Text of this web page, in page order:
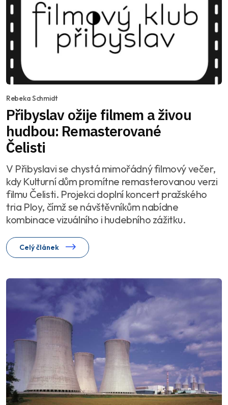
Rebeka Schmidt
Přibyslav ožije filmem a živou
hudbou: Remasterované
Čelisti
V Přibyslavi se chystá mimořádný filmový večer,
kdy Kulturní dům promítne remasterovanou verzi
filmu Čelisti. Projekci doplní koncert pražského
tria Ploy, čímž se návštěvníkům nabídne
kombinace vizuálního i hudebního zážitku.
Celý článek